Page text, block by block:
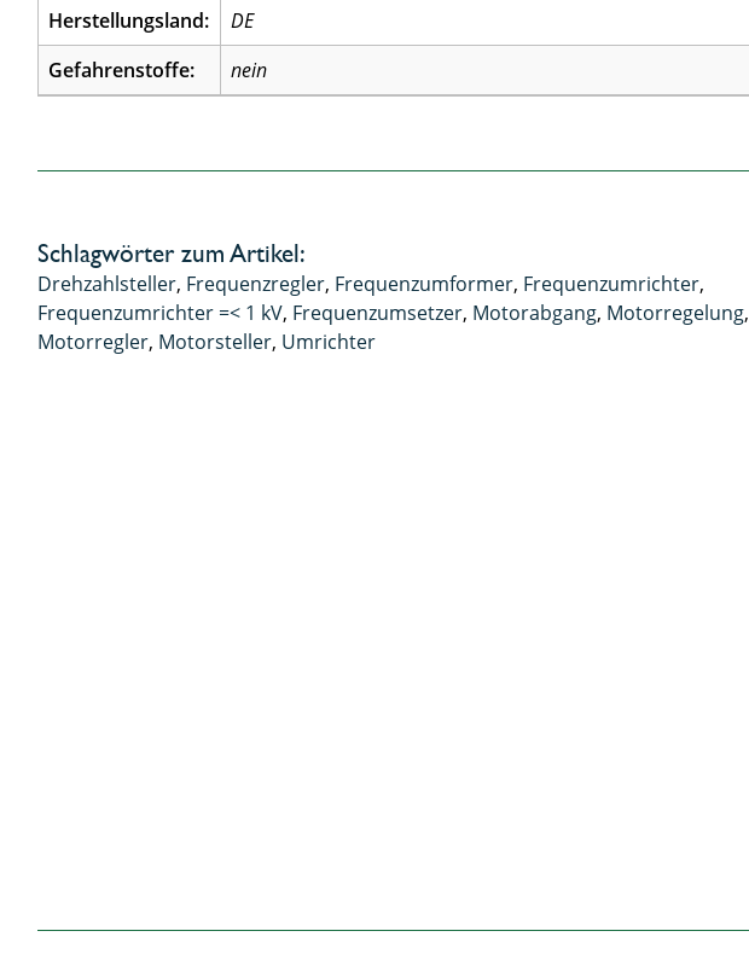
Herstellungsland:
DE
Gefahrenstoffe:
nein
Schlagwörter zum Artikel:
Drehzahlsteller, Frequenzregler, Frequenzumformer, Frequenzumrichter,
Frequenzumrichter =< 1 kV, Frequenzumsetzer, Motorabgang, Motorregelung,
Motorregler, Motorsteller, Umrichter